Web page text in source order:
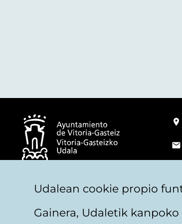
© Vitoria-Gasteizko Udala
Udalean cookie propio
Gainera, Udaletik